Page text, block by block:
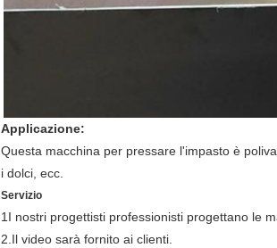
Applicazione:
Questa macchina per pressare l'impasto è
i dolci, ecc.
Servizio
1I nostri progettisti professionisti progettano le
2.Il video sarà fornito ai clienti.